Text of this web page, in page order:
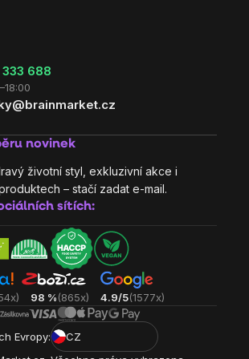
688
novinek
životní styl, exkluzivní akce i
– stačí zadat e-mail.
sítích:
98 %(865x) 4.9/5(1577x)
Evropy:
CZ